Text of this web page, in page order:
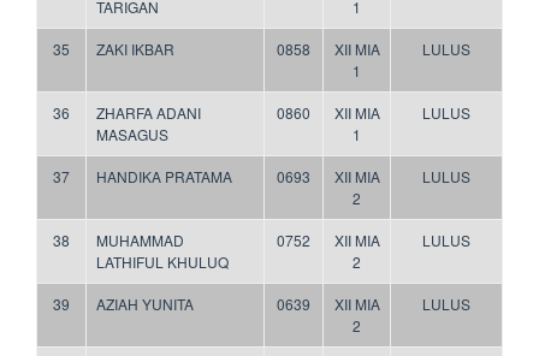
TARIGAN
1
35 ZAKI IKBAR 0858
XII MIA
1
LULUS
36
ZHARFA ADANI
MASAGUS
0860
XII MIA
1
LULUS
37 HANDIKA PRATAMA 0693
XII MIA
2
LULUS
38
MUHAMMAD
LATHIFUL KHULUQ
0752
XII MIA
2
LULUS
39 AZIAH YUNITA 0639
XII MIA
2
LULUS